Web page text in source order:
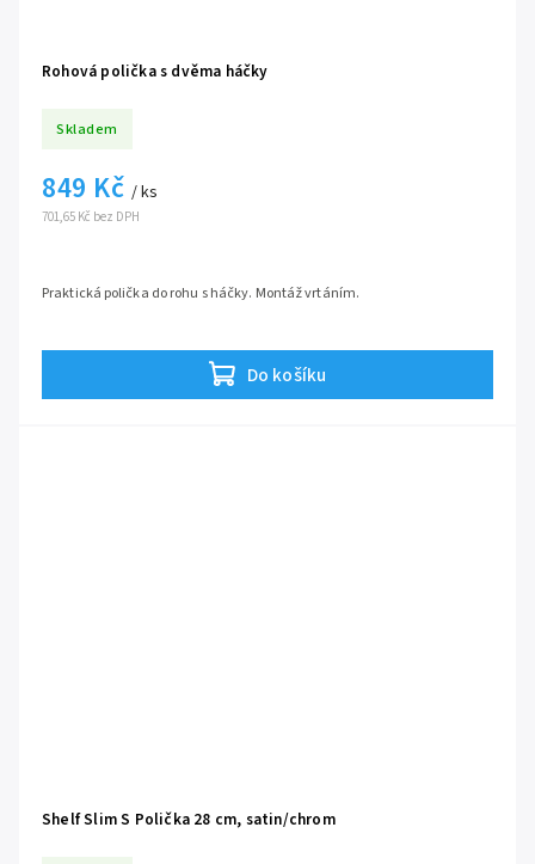
Rohová polička s dvěma háčky
Skladem
701,65 Kč bez DPH
849 Kč / ks
Do košíku
Praktická polička do rohu s háčky. Montáž vrtáním.
Shelf Slim S Polička 28 cm, satin/chrom